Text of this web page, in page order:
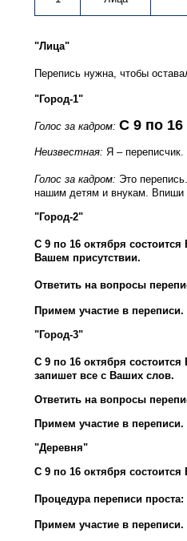
"Лица"
Перепись нужна, чтобы
"Город-1"
Голос за кадром: С 9 по 16
Неизвестная: Я – переписчик.
Голос за кадром: Это
нашим детям и внукам. Впиши
"Город-2"
С 9 по 16 октября
Вашем присутствии.
Ответить на вопросы
Примем участие в
"Город-3"
С 9 по 16 октября
запишет все с Ваших слов.
Ответить на вопросы
Примем участие в
"Деревня"
С 9 по 16 октября
Процедура переписи проста:
Примем участие в